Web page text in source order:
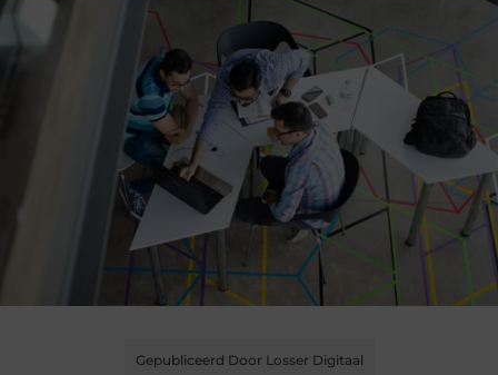
Gepubliceerd Door Losser Digitaal